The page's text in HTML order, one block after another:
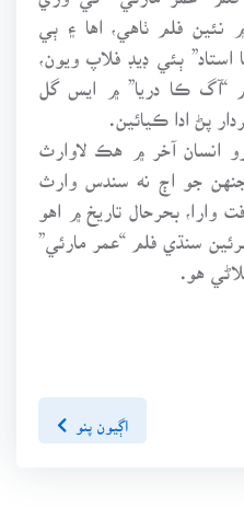
نئين فلم ٺاهي، اها ۽ ٻي
ٻئي ڊيڊ فلاپ ويون،
“آگ ڪا دريا” ۾ ايس گل
پڻ ادا ڪيائين.
انسان آخر ۾ هڪ لاوارث
جو اڄ نه سندس وارث
وارا، بحرحال تاريخ ۾ اهو
سنڌي فلم “عمر مارئي”
هو.
اڳيون پنو